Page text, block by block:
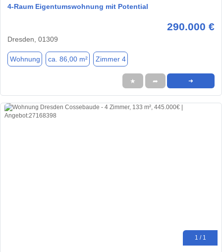
4-Raum Eigentumswohnung mit Potential
290.000 €
Dresden, 01309
Wohnung ca. 86,00 m² Zimmer 4
★ ➦ ➜
1 / 1